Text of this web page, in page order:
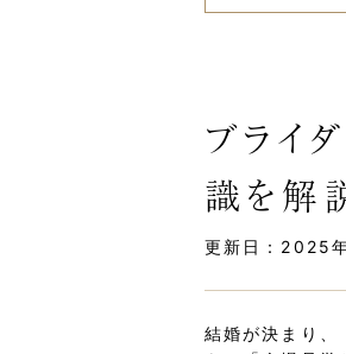
ブライ
識を解
更新日：2025
結婚が決まり、